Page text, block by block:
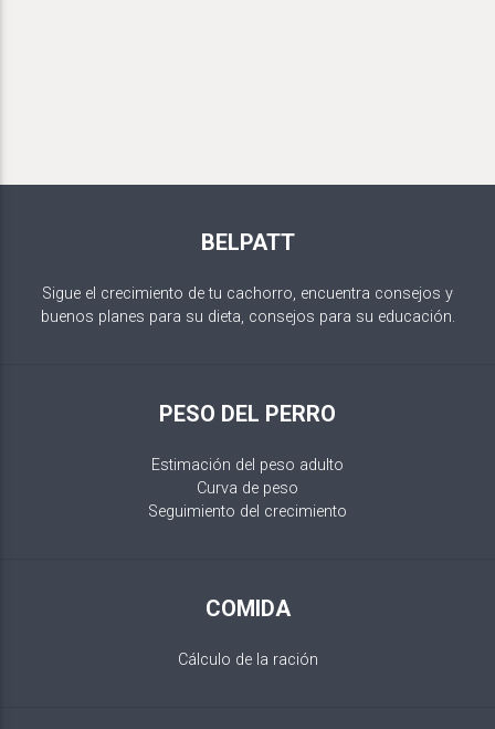
BELPATT
Sigue el crecimiento de tu cachorro, encuentra consejos y
buenos planes para su dieta, consejos para su educación.
PESO DEL PERRO
Estimación del peso adulto
Curva de peso
Seguimiento del crecimiento
COMIDA
Cálculo de la ración